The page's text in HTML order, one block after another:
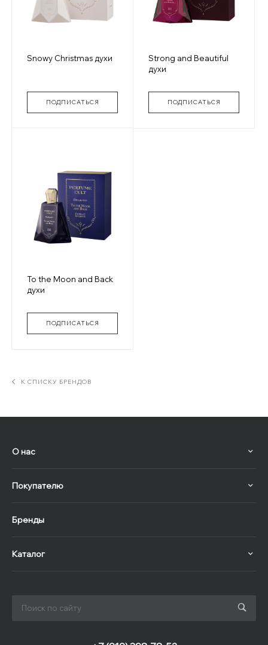
Snowy Christmas духи
ПОДПИСАТЬСЯ
Strong and Beautiful
духи
ПОДПИСАТЬСЯ
To the Moon and Back
духи
ПОДПИСАТЬСЯ
К СПИСКУ БРЕНДОВ
О нас
Покупателю
Бренды
Каталог